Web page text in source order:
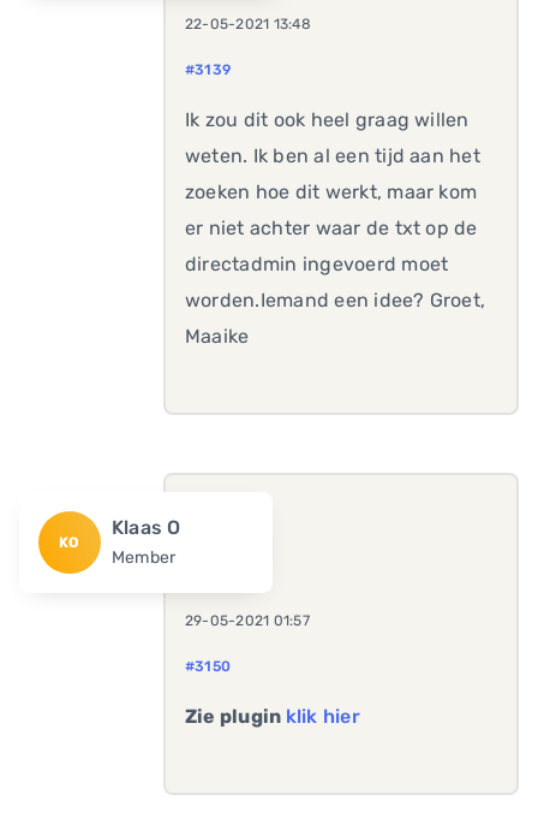
22-05-2021 13:48
#3139
Ik zou dit ook heel graag willen
weten. Ik ben al een tijd aan het
zoeken hoe dit werkt, maar kom
er niet achter waar de txt op de
directadmin ingevoerd moet
worden.Iemand een idee? Groet,
Maaike
KO
Klaas O
Member
29-05-2021 01:57
#3150
Zie plugin klik hier